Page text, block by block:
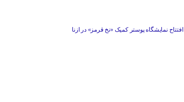
افتتاح نمایشگاه پوستر کمیک «نخ قرمز» در ازنا